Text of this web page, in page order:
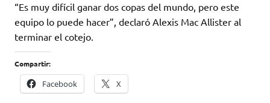
“Es muy difícil ganar dos copas del mundo, pero este
equipo lo puede hacer”, declaró Alexis Mac Allister al
terminar el cotejo.
Compartir:
Facebook X